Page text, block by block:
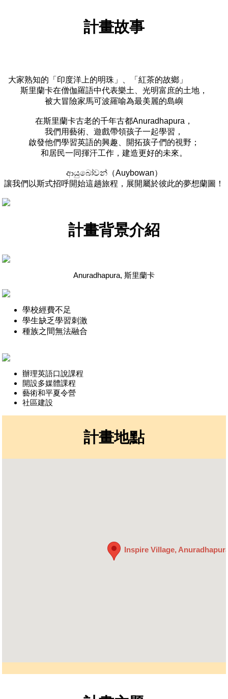
計畫故事
大家熟知的「印度洋上的明珠」、「紅茶的故鄉」
斯里蘭卡在僧伽羅語中代表樂土、光明富庶的土地，
被大冒險家馬可波羅喻為最美麗的島嶼
在斯里蘭卡古老的千年古都Anuradhapura，
我們用藝術、遊戲帶領孩子一起學習，
啟發他們學習英語的興趣、開拓孩子們的視野；
和居民一同揮汗工作，建造更好的未來。
ආයුබෝවන්（Auybowan）
讓我們以斯式招呼開始這趟旅程，展開屬於彼此的夢想蘭圖！
計畫背景介紹
Anuradhapura, 斯里蘭卡
學校經費不足
學生缺乏學習刺激
種族之間無法融合
辦理英語口說課程
開設多媒體課程
藝術和平夏令營
社區建設
計畫地點
Inspire Village,